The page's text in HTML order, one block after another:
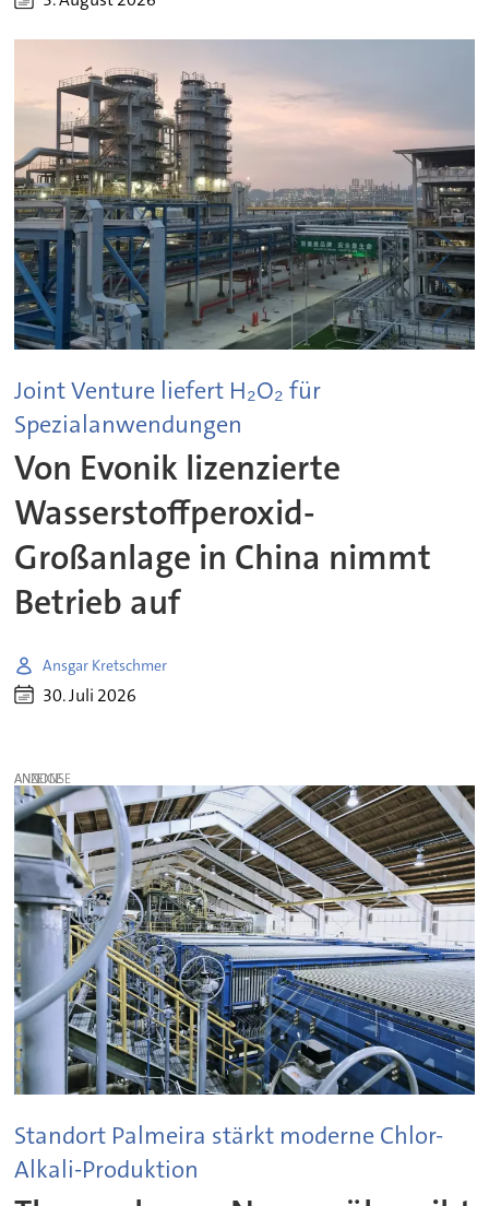
Joint Venture liefert H₂O₂ für
Spezialanwendungen
Von Evonik lizenzierte
Wasserstoffperoxid-
Großanlage in China nimmt
Betrieb auf
Ansgar Kretschmer
30. Juli 2026
ANZEIGE
Standort Palmeira stärkt moderne Chlor-
Alkali-Produktion